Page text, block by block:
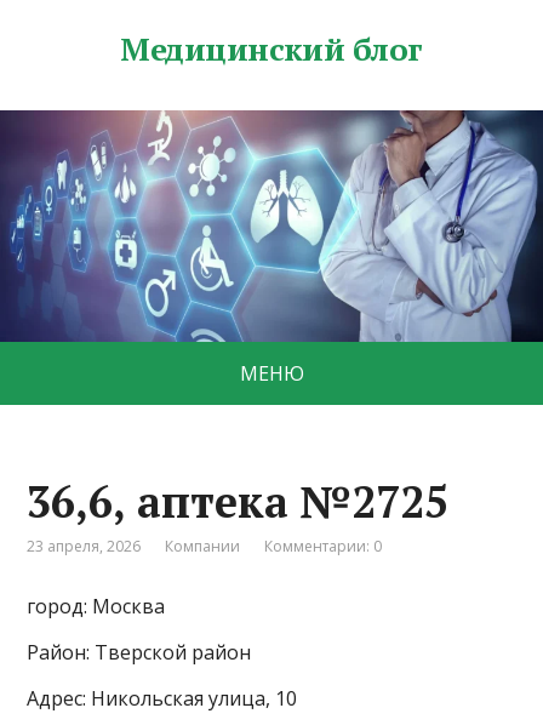
Медицинский блог
МЕНЮ
36,6, аптека №2725
23 апреля, 2026 Компании Комментарии: 0
город: Москва
Район: Тверской район
Адрес: Никольская улица, 10